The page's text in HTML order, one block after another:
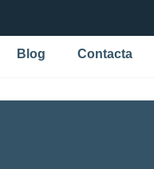
Blog Contacta